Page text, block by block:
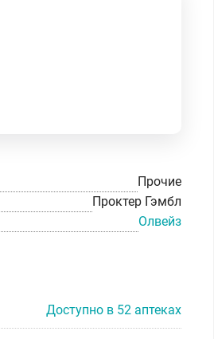
Прочие
Проктер Гэмбл
Олвейз
Доступно в 52 аптеках